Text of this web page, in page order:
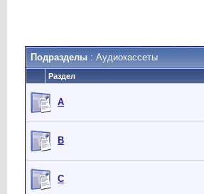
Подразделы : Аудиокассеты
Раздел
A
B
C